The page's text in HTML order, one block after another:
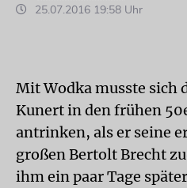
25.07.2016 19:58 Uhr
Mit Wodka musste sich
Kunert in den frühen
antrinken, als er seine
großen Bertolt Brecht
ihm ein paar Tage